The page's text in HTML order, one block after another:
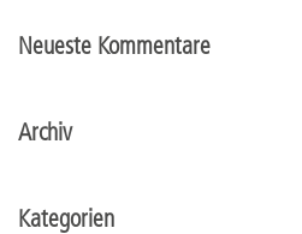
Neueste Kommentare
Archiv
Kategorien